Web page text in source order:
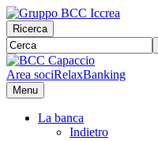
Ricerca
Area sociRelaxBanking
Menu
La banca
Indietro